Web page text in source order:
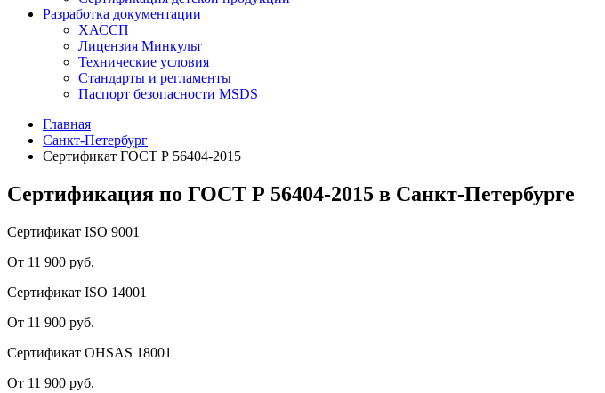
Разработка документации
ХАССП
Лицензия Минкульт
Технические условия
Стандарты и регламенты
Паспорт безопасности MSDS
Главная
Санкт-Петербург
Сертификат ГОСТ Р 56404-2015
Сертификация по ГОСТ Р 56404-2015 в Санкт-Петербурге
Сертификат ISO 9001
От 11 900 руб.
Сертификат ISO 14001
От 11 900 руб.
Сертификат OHSAS 18001
От 11 900 руб.